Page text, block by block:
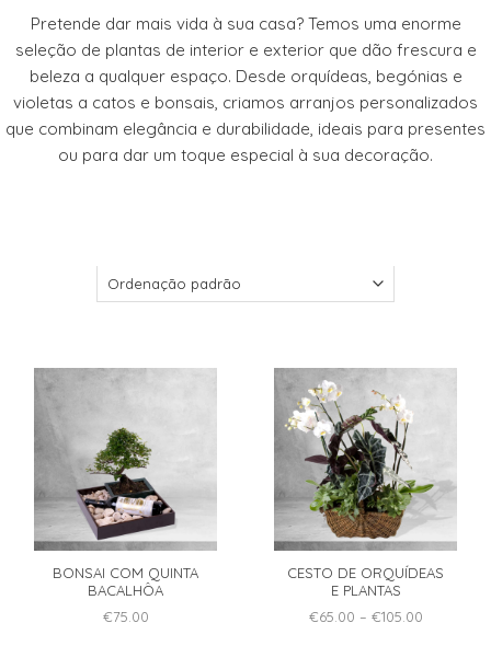
Pretende dar mais vida à sua casa? Temos uma enorme
seleção de plantas de interior e exterior que dão frescura e
beleza a qualquer espaço. Desde orquídeas, begónias e
violetas a catos e bonsais, criamos arranjos personalizados
que combinam elegância e durabilidade, ideais para presentes
ou para dar um toque especial à sua decoração.
BONSAI COM QUINTA
BACALHÔA
€75.00
CESTO DE ORQUÍDEAS
E PLANTAS
€65.00 – €105.00Price